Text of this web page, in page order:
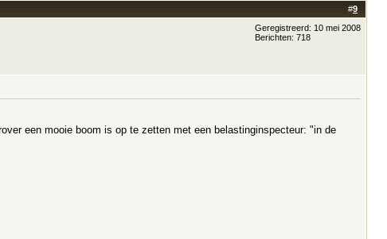
#9
Geregistreerd: 10 mei 2008
Berichten: 718
een mooie boom is op te zetten met een belastinginspecteur: "in de